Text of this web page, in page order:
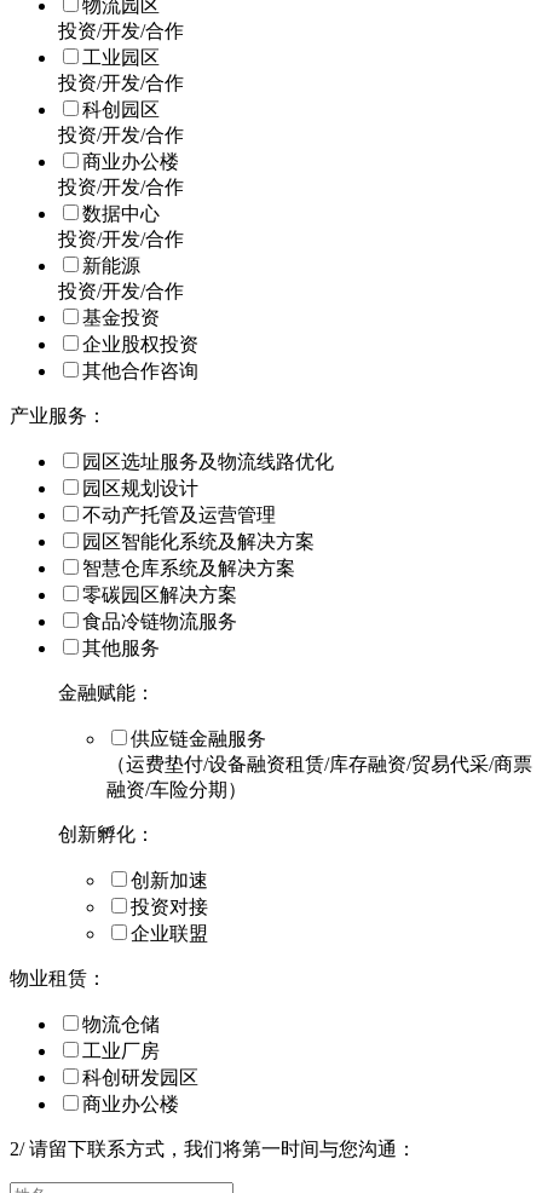
物流园区
投资/开发/合作
工业园区
投资/开发/合作
科创园区
投资/开发/合作
商业办公楼
投资/开发/合作
数据中心
投资/开发/合作
新能源
投资/开发/合作
基金投资
企业股权投资
其他合作咨询
产业服务：
园区选址服务及物流线路优化
园区规划设计
不动产托管及运营管理
园区智能化系统及解决方案
智慧仓库系统及解决方案
零碳园区解决方案
食品冷链物流服务
其他服务
金融赋能：
供应链金融服务
（运费垫付/设备融资租赁/库存融资/贸易代采/商票
融资/车险分期）
创新孵化：
创新加速
投资对接
企业联盟
物业租赁：
物流仓储
工业厂房
科创研发园区
商业办公楼
2/请留下联系方式，我们将第一时间与您沟通：